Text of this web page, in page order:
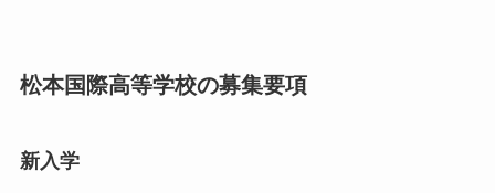
松本国際高等学校の募集要項
新入学